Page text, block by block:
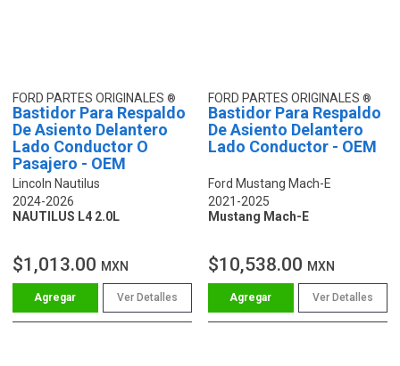
FORD PARTES ORIGINALES
Bastidor Para Respaldo
De Asiento Delantero
Lado Conductor O
Pasajero - OEM
Lincoln Nautilus
2024-2026
NAUTILUS L4 2.0L
$1,013.00 MXN
Ver Detalles
FORD PARTES ORIGINALES
Bastidor Para Respaldo
De Asiento Delantero
Lado Conductor - OEM
Ford Mustang Mach-E
2021-2025
Mustang Mach-E
$10,538.00 MXN
Ver Detalles